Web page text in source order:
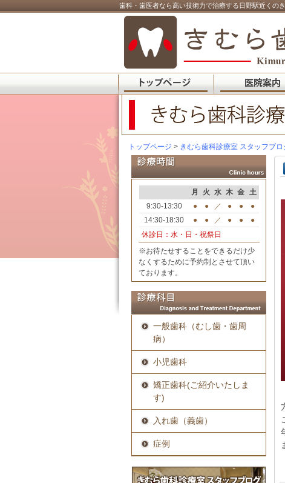
歯科・歯医者なら高い技術力で治療する日野駅近くの
トップページ > きむら歯科診療室 スタッフブロ
月 火 水 木 金 土
9:30-13:30
● ● ／ ● ●
●
14:30-18:30
● ● ／ ● ●
●
休診日：水・日・祝祭日
※お待たせすることをできるだけ少
なくするために予約制とさせて頂い
ております。
一般歯科（むし歯・歯周
病）
小児歯科
矯正歯科(ご紹介いたしま
す)
入れ歯（義歯）
症例